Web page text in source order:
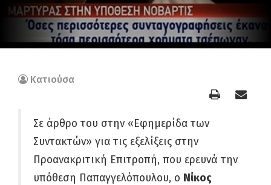
Κατιούσα
Σε άρθρο του στην «Εφημερίδα των
Συντακτών» για τις εξελίξεις στην
Προανακριτική Επιτροπή, που ερευνά την
υπόθεση Παπαγγελόπουλου, ο Νίκος